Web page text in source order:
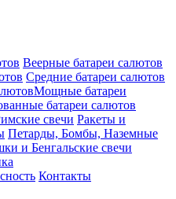
Веерные батареи салютов
Средние батареи салютов
батареи
батареи салютов
свечи Ракеты и
Петарды, Бомбы, Наземные
и Бенгальские свечи
Контакты